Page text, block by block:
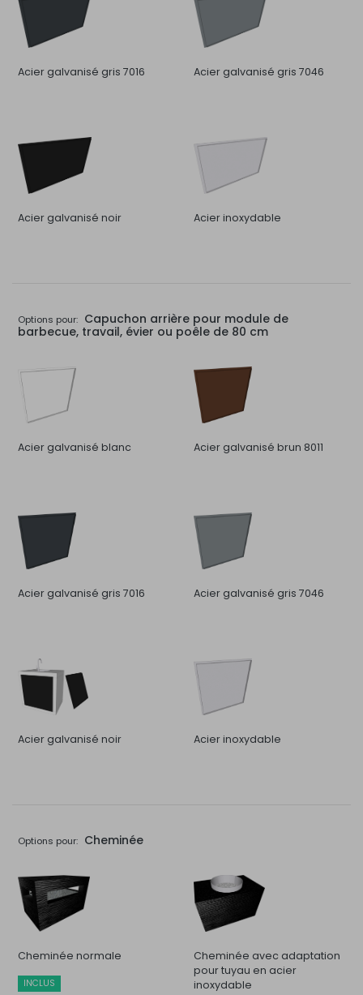
Acier galvanisé gris 7016 Acier galvanisé gris 7046
Acier galvanisé noir Acier inoxydable
Options pour: Capuchon arrière pour module de
barbecue, travail, évier ou poêle de 80 cm
Acier galvanisé blanc Acier galvanisé brun 8011
Acier galvanisé gris 7016 Acier galvanisé gris 7046
Acier galvanisé noir Acier inoxydable
Options pour: Cheminée
Cheminée normale
INCLUS
Cheminée avec adaptation
pour tuyau en acier
inoxydable